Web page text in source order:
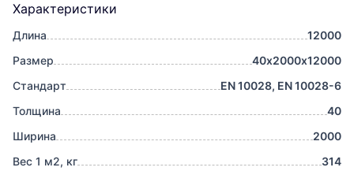
Характеристики
Длина
12000
Размер
40х2000х12000
Стандарт
EN 10028, EN 10028-6
Толщина
40
Ширина
2000
Вес 1 м2, кг
314